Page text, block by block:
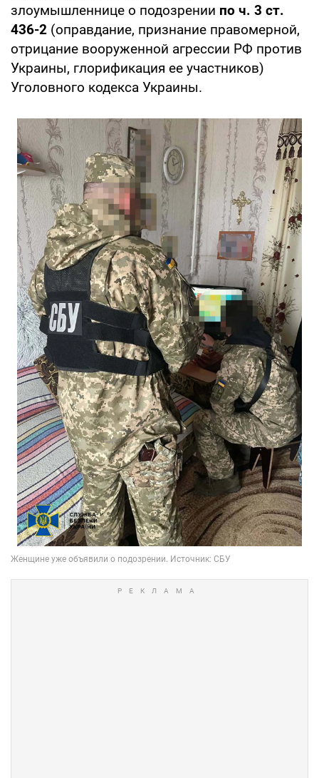
злоумышленнице о подозрении по ч. 3 ст.
436-2 (оправдание, признание правомерной,
отрицание вооруженной агрессии РФ против
Украины, глорификация ее участников)
Уголовного кодекса Украины.